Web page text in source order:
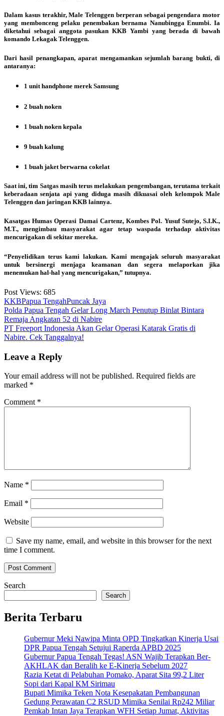
Dalam kasus terakhir, Male Telenggen berperan sebagai pengendara motor
yang membonceng pelaku penembakan bernama Nanubingga Enumbi. Ia
diketahui sebagai anggota pasukan KKB Yambi yang berada di bawah
komando Lekagak Telenggen.
Dari hasil penangkapan, aparat mengamankan sejumlah barang bukti, di
antaranya:
1 unit handphone merek Samsung
2 buah noken
1 buah noken kepala
9 buah kalung
1 buah jaket berwarna cokelat
Saat ini, tim Satgas masih terus melakukan pengembangan, terutama terkait
keberadaan senjata api yang diduga masih dikuasai oleh kelompok Male
Telenggen dan jaringan KKB lainnya.
Kasatgas Humas Operasi Damai Cartenz, Kombes Pol. Yusuf Sutejo, S.I.K.,
M.T., mengimbau masyarakat agar tetap waspada terhadap aktivitas
mencurigakan di sekitar mereka.
“Penyelidikan terus kami lakukan. Kami mengajak seluruh masyarakat
untuk bersinergi menjaga keamanan dan segera melaporkan jika
menemukan hal-hal yang mencurigakan,” tutupnya.
Post Views: 685
KKBPapua TengahPuncak Jaya
Post
navigation
Polda Papua Tengah Gelar Long March Penutup Binlat Bintara
Remaja Angkatan 52 di Nabire
PT Freeport Indonesia Akan Gelar Operasi Katarak Gratis di
Nabire. Cek Tanggalnya!
Leave a Reply
Your email address will not be published. Required fields are
marked *
Comment *
Name *
Email *
Website
Save my name, email, and website in this browser for the next
time I comment.
Search
Search
Berita Terbaru
Gubernur Meki Nawipa Minta OPD Tingkatkan Kinerja Usai
DPR Papua Tengah Setujui Raperda APBD 2025
Gubernur Papua Tengah Tegas! ASN Wajib Terapkan Ber-
AKHLAK dan Beralih ke E-Kinerja Sebelum 2027
Razia Ketat di Pelabuhan Pomako, Aparat Sita 99,2 Liter
Sopi dari Kapal KM Sirimau
Bupati Mimika Teken Nota Kesepakatan Pembangunan
Gedung Perawatan C2 RSUD Mimika Senilai Rp242 Miliar
Pemkab Intan Jaya Terapkan WFH Setiap Jumat, Aktivitas